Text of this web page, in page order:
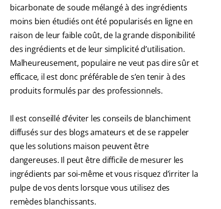
bicarbonate de soude mélangé à des ingrédients
moins bien étudiés ont été popularisés en ligne en
raison de leur faible coût, de la grande disponibilité
des ingrédients et de leur simplicité d’utilisation.
Malheureusement, populaire ne veut pas dire sûr et
efficace, il est donc préférable de s’en tenir à des
produits formulés par des professionnels.
Il est conseillé d’éviter les conseils de blanchiment
diffusés sur des blogs amateurs et de se rappeler
que les solutions maison peuvent être
dangereuses. Il peut être difficile de mesurer les
ingrédients par soi-même et vous risquez d’irriter la
pulpe de vos dents lorsque vous utilisez des
remèdes blanchissants.